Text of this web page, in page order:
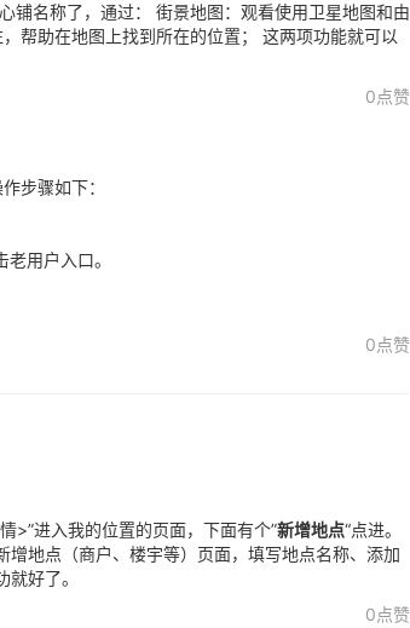
铺名称了，通过： 街景地图：观看使用卫星地图和由
帮助在地图上找到所在的位置； 这两项功能就可以
0点赞
步骤如下：
用户入口。
0点赞
>”进入我的位置的页面，下面有个”新增地点“点进。
增地点（商户、楼宇等）页面，填写地点名称、添加
好了。
0点赞